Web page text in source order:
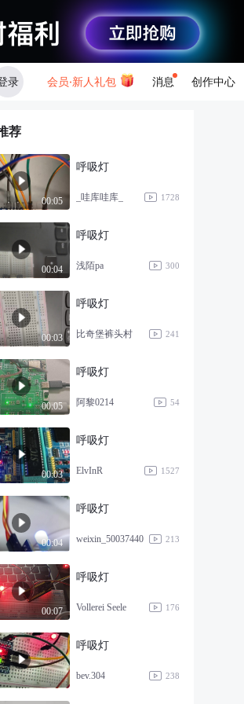
录 会员·新人礼包 消息 创作中心
荐
00:05
呼吸灯
_哇库哇库_ 1728
00:04
呼吸灯
浅陌pa 300
00:03
呼吸灯
比奇堡裤头村 241
00:05
呼吸灯
阿黎0214 54
00:03
呼吸灯
ElvInR 1527
00:04
呼吸灯
weixin_50037440 213
00:07
呼吸灯
Vollerei Seele 176
呼吸灯
bev.304 238